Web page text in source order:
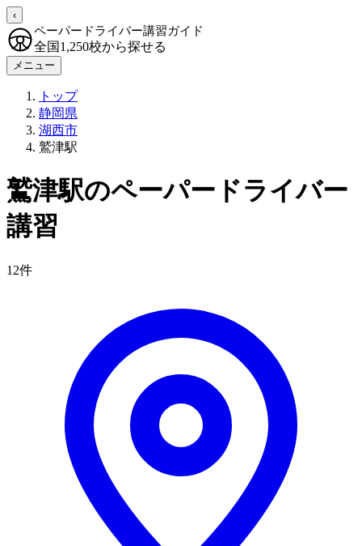
‹
ペーパードライバー講習ガイド
全国1,250校から探せる
メニュー
トップ
静岡県
湖西市
鷲津駅
鷲津駅のペーパードライバー
講習
12件